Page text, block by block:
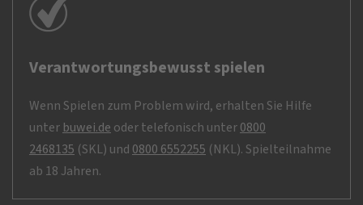
Verantwortungsbewusst spielen
Wenn Spielen zum Problem wird, erhalten Sie Hilfe
unter buwei.de oder telefonisch unter0800
2468135 (SKL) und 0800 6552255 (NKL). Spielteilnahme
ab 18 Jahren.